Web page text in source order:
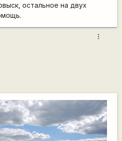
остальное на двух
more_vert